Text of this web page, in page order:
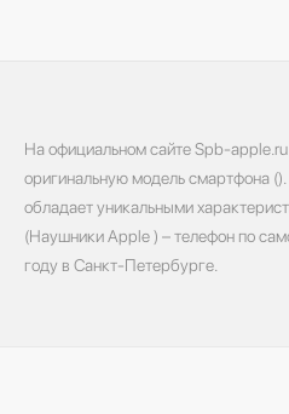
На официальном сайте Spb-
оригинальную модель смартфона
обладает уникальными
(Наушники Apple ) – телефон по
году в Санкт-Петербурге.